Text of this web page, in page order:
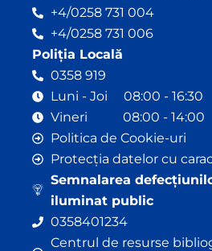
+4/0258 731 004
+4/0258 731 006
Poliția Locală
0358 919
Luni - Joi 08:00 - 16:30
Vineri 08:00 - 14:00
Politica de Cookie-uri
Protecția datelor cu
Semnalarea
iluminat public
0358401234
Centrul de resurse